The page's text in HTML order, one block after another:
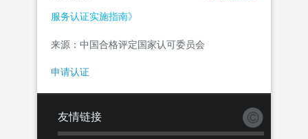
服务认证实施指南》
来源： 中国合格评定国家认可委员会
申请认证
友情链接